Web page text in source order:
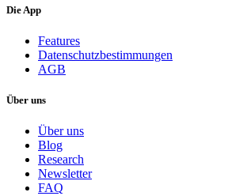
Die App
Features
Datenschutzbestimmungen
AGB
Über uns
Über uns
Blog
Research
Newsletter
FAQ